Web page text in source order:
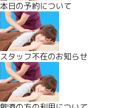
本日の予約について
スタッフ不在のお知らせ